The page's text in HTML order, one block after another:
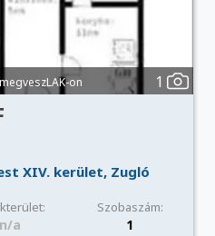
on 1
XIV. kerület, Zugló
Szobaszám:
n/a 1